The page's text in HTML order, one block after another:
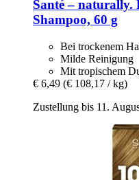
Santé – naturally.
Shampoo, 60 g
Bei trockenem
Milde Reinigung
Mit tropischem
€ 6,49 (€ 108,17 / kg)
Zustellung bis 11.